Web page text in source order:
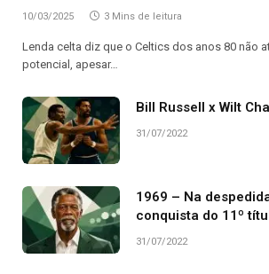
10/03/2025 3 Mins de leitura
Lenda celta diz que o Celtics dos anos 80 não
potencial, apesar…
Bill Russell x Wilt
31/07/2022
1969 – Na
conquista do 11º
31/07/2022